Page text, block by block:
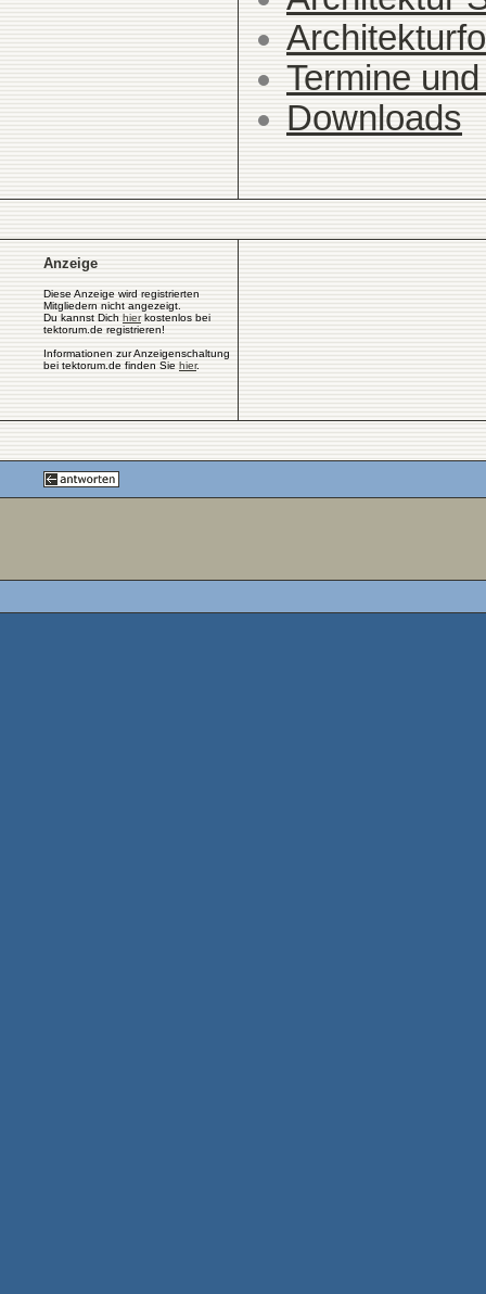
Termine
Downloads
Anzeige
Diese Anzeige wird registrierten
Mitgliedern nicht angezeigt.
Du kannst Dich hierkostenlos bei
tektorum.de registrieren!
Informationen zur Anzeigenschaltung
bei tektorum.de finden Sie hier.